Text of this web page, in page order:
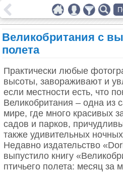
Великобритания с
полета
Практически любые
высоты, завораживают и
если местности есть, что
Великобритания – одна из
мире, где много красивых
садов и парков,
также удивительных
Недавно издательство
выпустило книгу
птичьего полета: месяц за